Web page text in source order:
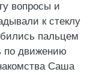
вопросы и
к стеклу
пальцем
по движению
Саша